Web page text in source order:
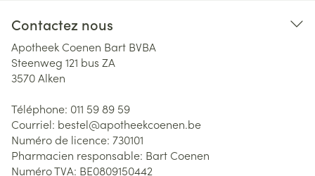
Contactez nous
Apotheek Coenen Bart BVBA
Steenweg 121 bus ZA
3570Alken
Téléphone: 011 59 89 59
Courriel: bestel@apotheekcoenen.be
Numéro de licence: 730101
Pharmacien responsable: Bart Coenen
Numéro TVA: BE0809150442